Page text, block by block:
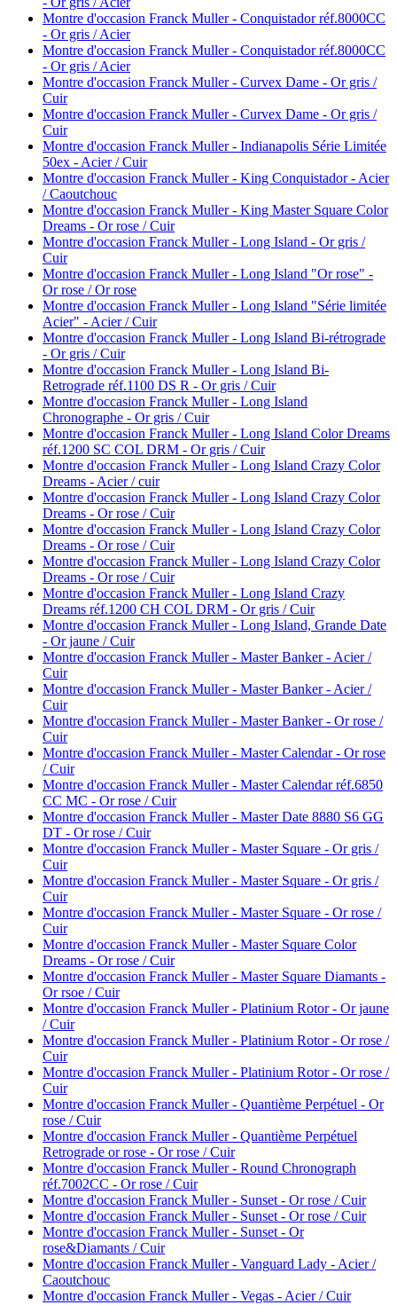
Montre d'occasion Franck Muller - Conquistador réf.8000CC
- Or gris / Acier
Montre d'occasion Franck Muller - Conquistador réf.8000CC
- Or gris / Acier
Montre d'occasion Franck Muller - Curvex Dame - Or gris /
Cuir
Montre d'occasion Franck Muller - Curvex Dame - Or gris /
Cuir
Montre d'occasion Franck Muller - Indianapolis Série Limitée
50ex - Acier / Cuir
Montre d'occasion Franck Muller - King Conquistador - Acier
/ Caoutchouc
Montre d'occasion Franck Muller - King Master Square Color
Dreams - Or rose / Cuir
Montre d'occasion Franck Muller - Long Island - Or gris /
Cuir
Montre d'occasion Franck Muller - Long Island "Or rose" -
Or rose / Or rose
Montre d'occasion Franck Muller - Long Island "Série limitée
Acier" - Acier / Cuir
Montre d'occasion Franck Muller - Long Island Bi-rétrograde
- Or gris / Cuir
Montre d'occasion Franck Muller - Long Island Bi-
Retrograde réf.1100 DS R - Or gris / Cuir
Montre d'occasion Franck Muller - Long Island
Chronographe - Or gris / Cuir
Montre d'occasion Franck Muller - Long Island Color Dreams
réf.1200 SC COL DRM - Or gris / Cuir
Montre d'occasion Franck Muller - Long Island Crazy Color
Dreams - Acier / cuir
Montre d'occasion Franck Muller - Long Island Crazy Color
Dreams - Or rose / Cuir
Montre d'occasion Franck Muller - Long Island Crazy Color
Dreams - Or rose / Cuir
Montre d'occasion Franck Muller - Long Island Crazy Color
Dreams - Or rose / Cuir
Montre d'occasion Franck Muller - Long Island Crazy
Dreams réf.1200 CH COL DRM - Or gris / Cuir
Montre d'occasion Franck Muller - Long Island, Grande Date
- Or jaune / Cuir
Montre d'occasion Franck Muller - Master Banker - Acier /
Cuir
Montre d'occasion Franck Muller - Master Banker - Acier /
Cuir
Montre d'occasion Franck Muller - Master Banker - Or rose /
Cuir
Montre d'occasion Franck Muller - Master Calendar - Or rose
/ Cuir
Montre d'occasion Franck Muller - Master Calendar réf.6850
CC MC - Or rose / Cuir
Montre d'occasion Franck Muller - Master Date 8880 S6 GG
DT - Or rose / Cuir
Montre d'occasion Franck Muller - Master Square - Or gris /
Cuir
Montre d'occasion Franck Muller - Master Square - Or gris /
Cuir
Montre d'occasion Franck Muller - Master Square - Or rose /
Cuir
Montre d'occasion Franck Muller - Master Square Color
Dreams - Or rose / Cuir
Montre d'occasion Franck Muller - Master Square Diamants -
Or rsoe / Cuir
Montre d'occasion Franck Muller - Platinium Rotor - Or jaune
/ Cuir
Montre d'occasion Franck Muller - Platinium Rotor - Or rose /
Cuir
Montre d'occasion Franck Muller - Platinium Rotor - Or rose /
Cuir
Montre d'occasion Franck Muller - Quantième Perpétuel - Or
rose / Cuir
Montre d'occasion Franck Muller - Quantième Perpétuel
Retrograde or rose - Or rose / Cuir
Montre d'occasion Franck Muller - Round Chronograph
réf.7002CC - Or rose / Cuir
Montre d'occasion Franck Muller - Sunset - Or rose / Cuir
Montre d'occasion Franck Muller - Sunset - Or rose / Cuir
Montre d'occasion Franck Muller - Sunset - Or
rose&Diamants / Cuir
Montre d'occasion Franck Muller - Vanguard Lady - Acier /
Caoutchouc
Montre d'occasion Franck Muller - Vegas - Acier / Cuir